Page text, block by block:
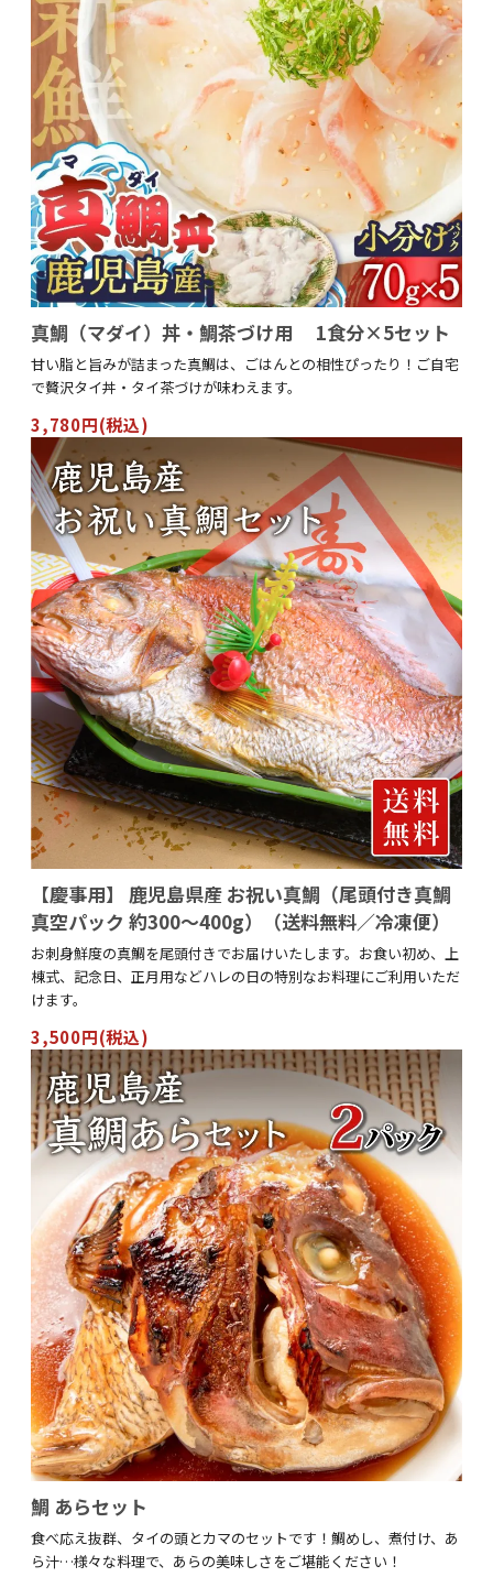
真鯛（マダイ）丼・鯛茶づけ用 1食分×5セット
甘い脂と旨みが詰まった真鯛は、ごはんとの相性ぴったり！ご自宅
で贅沢タイ丼・タイ茶づけが味わえます。
3,780円(税込)
【慶事用】 鹿児島県産 お祝い真鯛（尾頭付き真鯛
真空パック 約300～400g）（送料無料／冷凍便）
お刺身鮮度の真鯛を尾頭付きでお届けいたします。お食い初め、上
棟式、記念日、正月用などハレの日の特別なお料理にご利用いただ
けます。
3,500円(税込)
鯛 あらセット
食べ応え抜群、タイの頭とカマのセットです！鯛めし、煮付け、あ
ら汁…様々な料理で、あらの美味しさをご堪能ください！